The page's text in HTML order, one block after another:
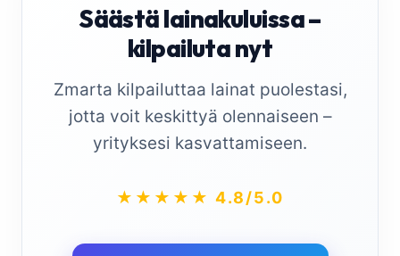
Säästä lainakuluissa –
kilpailuta nyt
Zmarta kilpailuttaa lainat puolestasi,
jotta voit keskittyä olennaiseen –
yrityksesi kasvattamiseen.
★★★★★ 4.8/5.0